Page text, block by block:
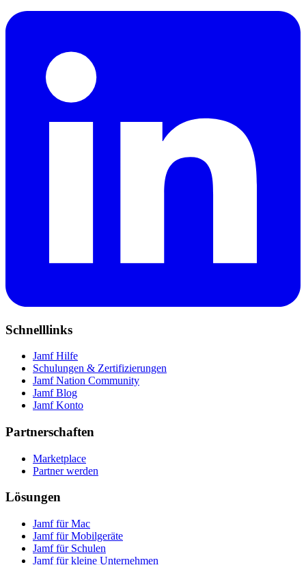
Schnelllinks
Jamf Hilfe
Schulungen & Zertifizierungen
Jamf Nation Community
Jamf Blog
Jamf Konto
Partnerschaften
Marketplace
Partner werden
Lösungen
Jamf für Mac
Jamf für Mobilgeräte
Jamf für Schulen
Jamf für kleine Unternehmen